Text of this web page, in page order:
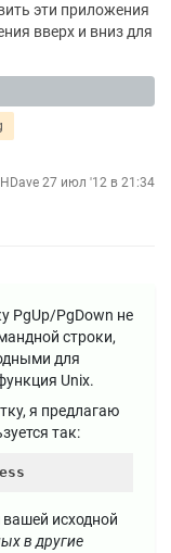
эти приложения
вверх и вниз для
HDave 27 июл '12 в 21:34
PgUp/PgDown не
строки,
для
Unix.
я предлагаю
так:
исходной
в другие